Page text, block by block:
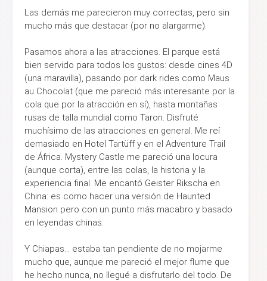
Las demás me parecieron muy correctas, pero sin
mucho más que destacar (por no alargarme).
Pasamos ahora a las atracciones. El parque está
bien servido para todos los gustos: desde cines 4D
(una maravilla), pasando por dark rides como Maus
au Chocolat (que me pareció más interesante por la
cola que por la atracción en sí), hasta montañas
rusas de talla mundial como Taron. Disfruté
muchísimo de las atracciones en general. Me reí
demasiado en Hotel Tartüff y en el Adventure Trail
de África. Mystery Castle me pareció una locura
(aunque corta), entre las colas, la historia y la
experiencia final. Me encantó Geister Rikscha en
China: es como hacer una versión de Haunted
Mansion pero con un punto más macabro y basado
en leyendas chinas.
Y Chiapas… estaba tan pendiente de no mojarme
mucho que, aunque me pareció el mejor flume que
he hecho nunca, no llegué a disfrutarlo del todo. De